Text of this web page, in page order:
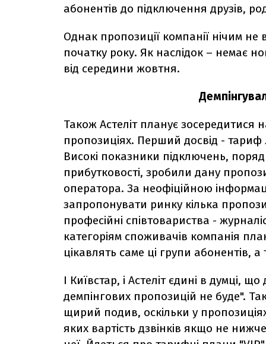
абонентів до підключення друзів,
Однак пропозиції компанії нічим не
початку року. Як наслідок – немає
від середини жовтня.
Також Астеліт планує зосередитися
пропозиціях. Перший досвід -
Високі показники підключень,
прибутковості, зробили дану
оператора. За неофіційною
запропонувати ринку кілька
професійні співтовариства -
категоріям споживачів компанія
цікавлять саме ці групи абонентів,
І Київстар, і Астеліт єдині в думці,
демпінгових пропозицій не буде".
щирий подив, оскільки у
яких вартість дзвінків якщо не